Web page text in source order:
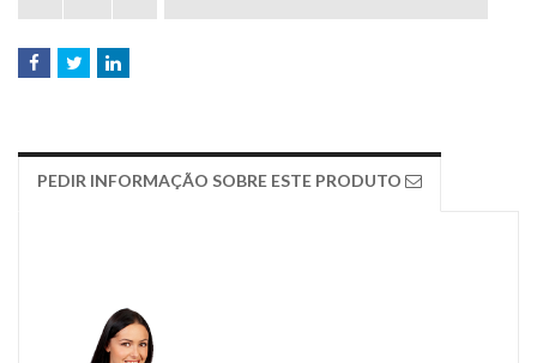
PEDIR INFORMAÇÃO SOBRE ESTE PRODUTO